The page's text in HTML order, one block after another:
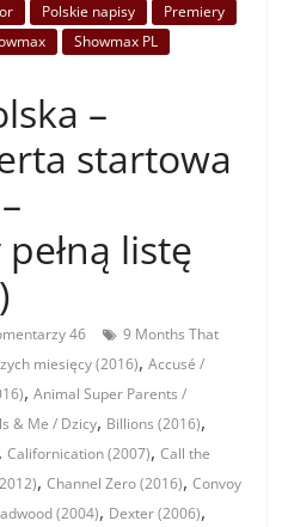
Polskie napisy
Premiery
Showmax PL
–
startowa
listę
46
9 Months That
miesięcy (2016),Accusé /
,Animal Super Parents /
& Me / Dzicy, Billions (2016),
,Californication (2007),Call the
,Channel Zero (2016),Convoy
(2004), Dexter (2006),